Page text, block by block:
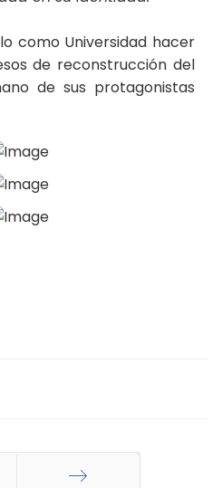
como Universidad hacer
de reconstrucción del
de sus protagonistas